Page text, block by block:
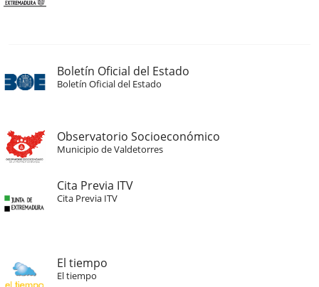
Boletín Oficial del Estado
Boletín Oficial del Estado
Observatorio Socioeconómico
Municipio de Valdetorres
Cita Previa ITV
Cita Previa ITV
El tiempo
El tiempo